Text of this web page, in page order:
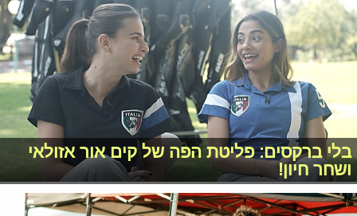
בלי ברקסים: פליטת הפה של קים אור אזולאי
ושחר חיון!